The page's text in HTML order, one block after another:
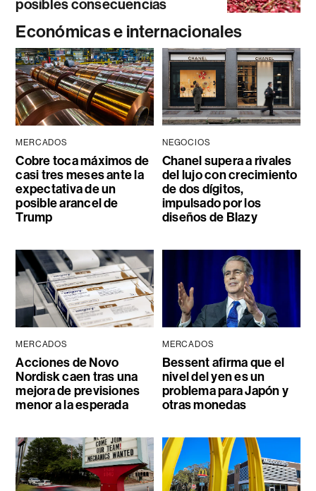
posibles consecuencias
Económicas e internacionales
MERCADOS
Cobre toca máximos de
casi tres meses ante la
expectativa de un
posible arancel de
Trump
NEGOCIOS
Chanel supera a rivales
del lujo con crecimiento
de dos dígitos,
impulsado por los
diseños de Blazy
MERCADOS
Acciones de Novo
Nordisk caen tras una
mejora de previsiones
menor a la esperada
MERCADOS
Bessent afirma que el
nivel del yen es un
problema para Japón y
otras monedas